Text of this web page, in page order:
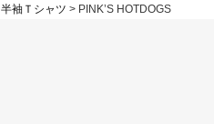
半袖Ｔシャツ PINK’S HOTDOGS